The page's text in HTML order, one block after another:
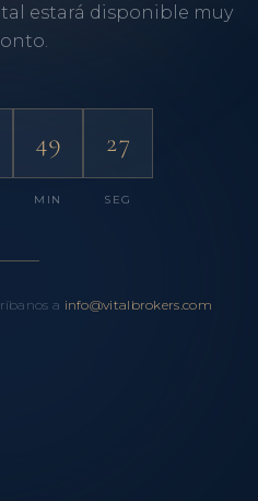
estará disponible muy
49
MIN
27
SEG
a info@vitalbrokers.com